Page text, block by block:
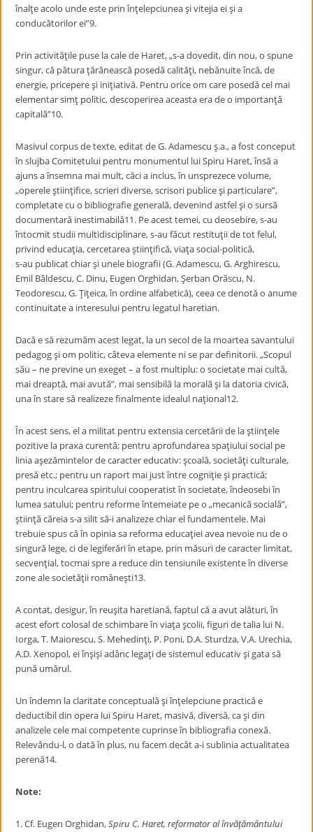
înalţe acolo unde este prin înţelepciunea şi vitejia ei şi a
conducătorilor ei”9.
Prin activităţile puse la cale de Haret, „s-a dovedit, din nou, o spune
singur, că pătura ţărănească posedă calităţi, nebănuite încă, de
energie, pricepere şi iniţiativă. Pentru orice om care posedă cel mai
elementar simţ politic, descoperirea aceasta era de o importanţă
capitală”10.
Masivul corpus de texte, editat de G. Adamescu ş.a., a fost conceput
în slujba Comitetului pentru monumentul lui Spiru Haret, însă a
ajuns a însemna mai mult, căci a inclus, în unsprezece volume,
„operele ştiinţifice, scrieri diverse, scrisori publice şi particulare”,
completate cu o bibliografie generală, devenind astfel şi o sursă
documentară inestimabilă11. Pe acest temei, cu deosebire, s-au
întocmit studii multidisciplinare, s-au făcut restituţii de tot felul,
privind educaţia, cercetarea ştiinţifică, viaţa social-politică,
s-au publicat chiar şi unele biografii (G. Adamescu, G. Arghirescu,
Emil Bâldescu, C. Dinu, Eugen Orghidan, Şerban Orăscu, N.
Teodorescu, G. Ţiţeica, în ordine alfabetică), ceea ce denotă o anume
continuitate a interesului pentru legatul haretian.
Dacă e să rezumăm acest legat, la un secol de la moartea savantului
pedagog şi om politic, câteva elemente ni se par definitorii. „Scopul
său – ne previne un exeget – a fost multiplu: o societate mai cultă,
mai dreaptă, mai avută”, mai sensibilă la morală şi la datoria civică,
una în stare să realizeze finalmente idealul naţional12.
În acest sens, el a militat pentru extensia cercetării de la ştiinţele
pozitive la praxa curentă; pentru aprofundarea spaţiului social pe
linia aşezămintelor de caracter educativ: şcoală, societăţi culturale,
presă etc.; pentru un raport mai just între cogniţie şi practică;
pentru inculcarea spiritului cooperatist în societate, îndeosebi în
lumea satului; pentru reforme întemeiate pe o „mecanică socială”,
ştiinţă căreia s-a silit să-i analizeze chiar el fundamentele. Mai
trebuie spus că în opinia sa reforma educaţiei avea nevoie nu de o
singură lege, ci de legiferări în etape, prin măsuri de caracter limitat,
secvenţial, tocmai spre a reduce din tensiunile existente în diverse
zone ale societăţii româneşti13.
A contat, desigur, în reuşita haretiană, faptul că a avut alături, în
acest efort colosal de schimbare în viaţa şcolii, figuri de talia lui N.
Iorga, T. Maiorescu, S. Mehedinţi, P. Poni, D.A. Sturdza, V.A. Urechia,
A.D. Xenopol, ei înşişi adânc legaţi de sistemul educativ şi gata să
pună umărul.
Un îndemn la claritate conceptuală şi înţelepciune practică e
deductibil din opera lui Spiru Haret, masivă, diversă, ca şi din
analizele cele mai competente cuprinse în bibliografia conexă.
Relevându-l, o dată în plus, nu facem decât a-i sublinia actualitatea
perenă14.
Note:
1. Cf. Eugen Orghidan,Spiru C. Haret, reformator al învăţământului